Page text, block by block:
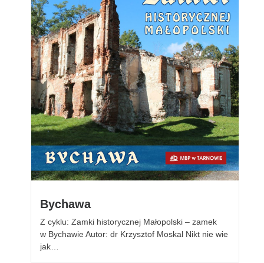
Bychawa
Z cyklu: Zamki historycznej Małopolski – zamek
w Bychawie Autor: dr Krzysztof Moskal Nikt nie wie
jak…